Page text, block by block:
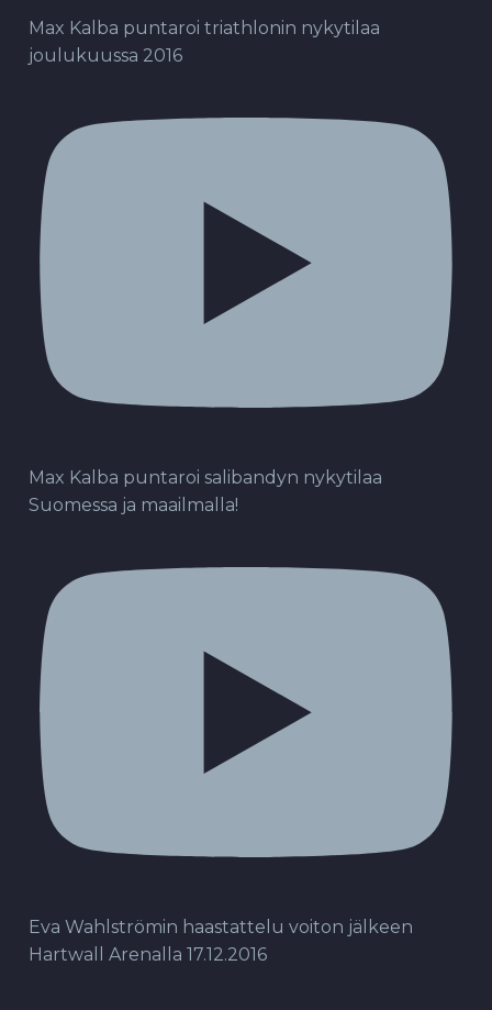
Max Kalba puntaroi triathlonin nykytilaa
joulukuussa 2016
Max Kalba puntaroi salibandyn nykytilaa
Suomessa ja maailmalla!
Eva Wahlströmin haastattelu voiton jälkeen
Hartwall Arenalla 17.12.2016